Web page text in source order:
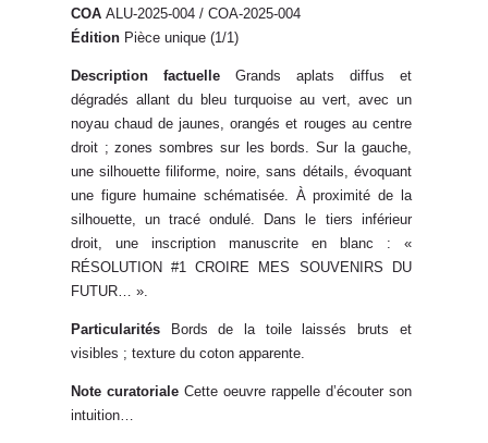
COA ALU-2025-004 / COA-2025-004
Édition Pièce unique (1/1)
Description factuelleGrands aplats diffus et
dégradés allant du bleu turquoise au vert, avec un
noyau chaud de jaunes, orangés et rouges au centre
droit ; zones sombres sur les bords. Sur la gauche,
une silhouette filiforme, noire, sans détails, évoquant
une figure humaine schématisée. À proximité de la
silhouette, un tracé ondulé. Dans le tiers inférieur
droit, une inscription manuscrite en blanc : «
RÉSOLUTION #1 CROIRE MES SOUVENIRS DU
FUTUR… ».
Particularités Bords de la toile laissés bruts et
visibles ; texture du coton apparente.
Note curatorialeCette oeuvre rappelle d’écouter son
intuition…